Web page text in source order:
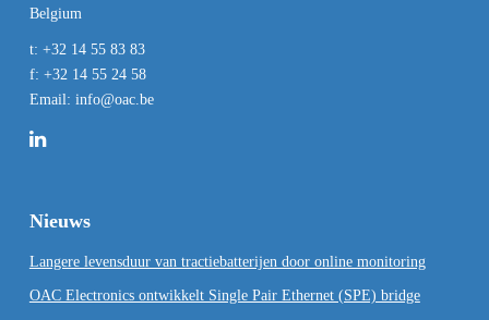
Belgium
t: +32 14 55 83 83
f: +32 14 55 24 58
Email: info@oac.be
Nieuws
Langere levensduur van tractiebatterijen door online monitoring
OAC Electronics ontwikkelt Single Pair Ethernet (SPE) bridge